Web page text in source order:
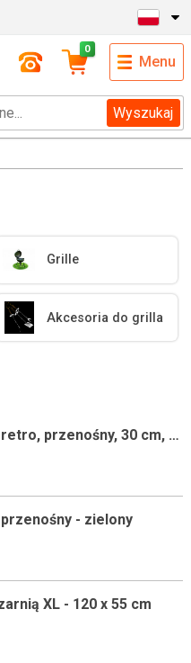
Wyszukaj
0
Menu
Grille
Akcesoria do grilla
Czarny mini grill BBQ retro, przenośny, 30 cm, stalowy
- zielony
XL - 120 x 55 cm